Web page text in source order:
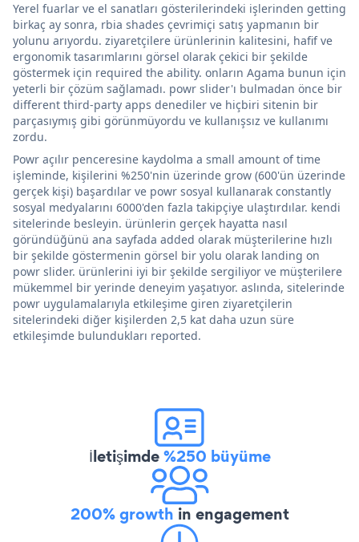
Yerel fuarlar ve el sanatları gösterilerindeki işlerinden getting
birkaç ay sonra, rbia shades çevrimiçi satış yapmanın bir
yolunu arıyordu. ziyaretçilere ürünlerinin kalitesini, hafif ve
ergonomik tasarımlarını görsel olarak çekici bir şekilde
göstermek için required the ability. onların Agama bunun için
yeterli bir çözüm sağlamadı. powr slider'ı bulmadan önce bir
different third-party apps denediler ve hiçbiri sitenin bir
parçasıymış gibi görünmüyordu ve kullanışsız ve kullanımı
zordu.
Powr açılır penceresine kaydolma a small amount of time
işleminde, kişilerini %250'nin üzerinde grow (600'ün üzerinde
gerçek kişi) başardılar ve powr sosyal kullanarak constantly
sosyal medyalarını 6000'den fazla takipçiye ulaştırdılar. kendi
sitelerinde besleyin. ürünlerin gerçek hayatta nasıl
göründüğünü ana sayfada added olarak müşterilerine hızlı
bir şekilde göstermenin görsel bir yolu olarak landing on
powr slider. ürünlerini iyi bir şekilde sergiliyor ve müşterilere
mükemmel bir yerinde deneyim yaşatıyor. aslında, sitelerinde
powr uygulamalarıyla etkileşime giren ziyaretçilerin
sitelerindeki diğer kişilerden 2,5 kat daha uzun süre
etkileşimde bulundukları reported.
İletişimde%250 büyüme
200% growth in engagement